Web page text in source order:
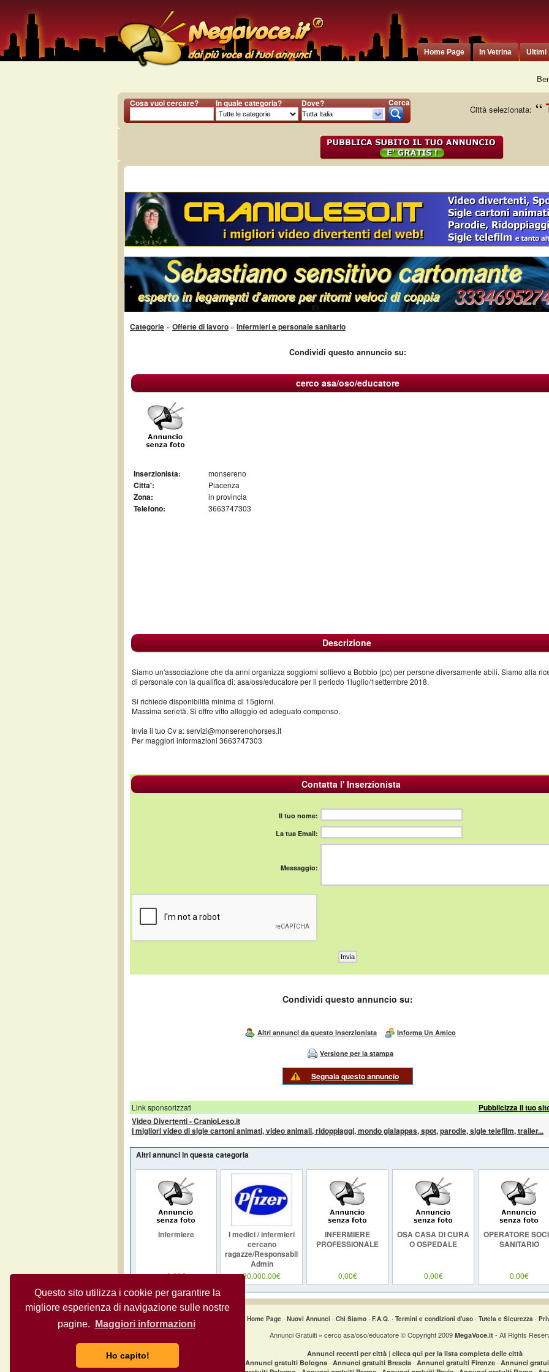
Questo sito utilizza i cookie per garantire la
migliore esperienza di navigazione sulle nostre
pagine.
Maggiori informazioni
Ho capito!
Home Page In Vetrina Ultimi
Cosa vuoi cercare? In quale categoria? Dove? Cerca
Città selezionata:
Categorie » Offerte di lavoro » Infermieri e personale sanitario
Condividi questo annuncio su:
cerco asa/oso/educatore
Inserzionista: monsereno
Citta': Piacenza
Zona: in provincia
Telefono: 3663747303
Descrizione
Siamo un'associazione che da anni organizza soggiorni sollievo a Bobbio (pc) per persone diversamente abili. Siamo alla
di personale con la qualifica di: asa/oss/educatore per il periodo 1luglio/1settembre 2018.
Si richiede disponibilità minima di 15giorni.
Massima serietà. Si offre vitto alloggio ed adeguato compenso.
Invia il tuo Cv a: servizi@monserenohorses.it
Per maggiori informazioni 3663747303
Contatta l' Inserzionista
Il tuo nome:
La tua Email:
Messaggio:
Condividi questo annuncio su:
Altri annunci da questo inserzionista Informa Un Amico
Versione per la stampa
Segnala questo annuncio
Link sponsorizzati
Pubblicizza il tuo
Video Divertenti - CranioLeso.it
I migliori video di sigle cartoni animati, video animali, ridoppiaggi, mondo gialappas, spot, parodie, sigle telefilm, trailer...
Altri annunci in questa categoria
Infermiere
0,00€
I medici / infermieri
cercano
ragazze/Responsabili
Admin
90.000,00€
INFERMIERE
PROFESSIONALE
0,00€
OSA CASA DI CURA
O OSPEDALE
0,00€
OPERATORE
SANITARIO
0,00€
Home Page · Nuovi Annunci · Chi Siamo · F.A.Q. · Termini e condizioni d'uso · Tutela e Sicurezza ·
Annunci Gratuiti » cerco asa/oso/educatore © Copyright 2009 MegaVoce.it - All Rights
Annunci recenti per città | clicca qui per la lista completa delle città
Annunci gratuiti Bologna · Annunci gratuiti Brescia · Annunci gratuiti Firenze · Annunci